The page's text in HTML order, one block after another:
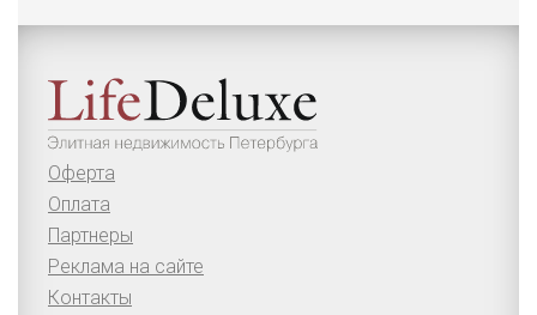
Оферта
Оплата
Партнеры
Реклама на сайте
Контакты